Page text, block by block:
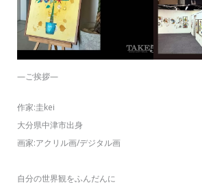
—ご挨拶—
作家:圭kei
大分県中津市出身
画家:アクリル画/デジタル画
自分の世界観をふんだんに